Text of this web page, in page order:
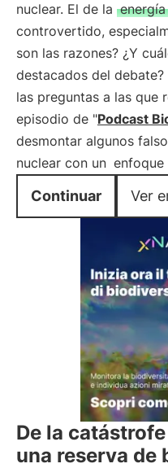
nuclear. El de la
controvertido,
son las razones? ¿Y
destacados del
las preguntas a las que
episodio de "Podcast
desmontar algunos
nuclear con un
Continuar Ver
De la
una reserva de